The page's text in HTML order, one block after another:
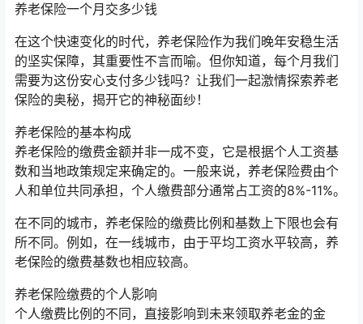
养老保险一个月交多少钱
在这个快速变化的时代，养老保险作为我们晚年安稳生活
的坚实保障，其重要性不言而喻。但你知道，每个月我们
需要为这份安心支付多少钱吗？让我们一起激情探索养老
保险的奥秘，揭开它的神秘面纱！
养老保险的基本构成
养老保险的缴费金额并非一成不变，它是根据个人工资基
数和当地政策规定来确定的。一般来说，养老保险费由个
人和单位共同承担，个人缴费部分通常占工资的8%-11%。
在不同的城市，养老保险的缴费比例和基数上下限也会有
所不同。例如，在一线城市，由于平均工资水平较高，养
老保险的缴费基数也相应较高。
养老保险缴费的个人影响
个人缴费比例的不同，直接影响到未来领取养老金的金